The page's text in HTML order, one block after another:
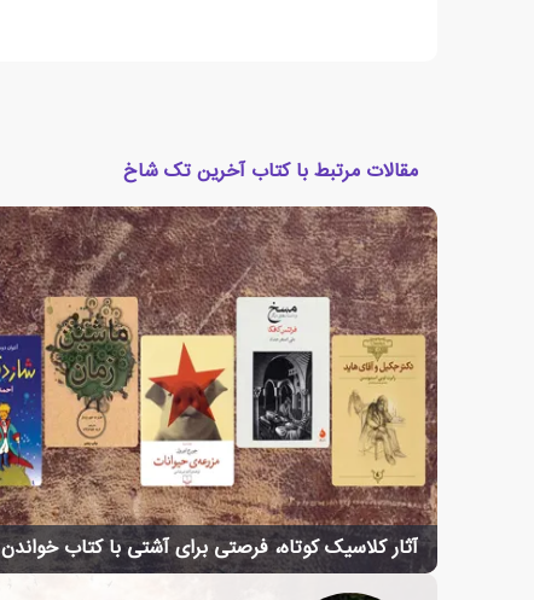
مقالات مرتبط با کتاب آخرین تک شاخ
آثار کلاسیک کوتاه، فرصتی برای آشتی با کتاب خواندن